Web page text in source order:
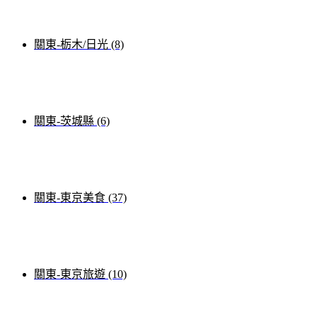
關東-栃木/日光 (8)
關東-茨城縣 (6)
關東-東京美食 (37)
關東-東京旅遊 (10)